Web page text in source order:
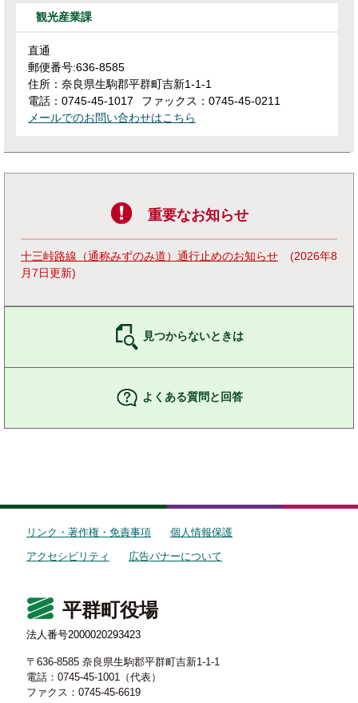
観光産業課
直通
郵便番号:636-8585
住所：奈良県生駒郡平群町吉新1-1-1
電話：0745-45-1017
ファックス：0745-45-0211
メールでのお問い合わせはこちら
重要なお知らせ
十三峠路線（通称みずのみ道）通行止めのお知らせ
2026年8
月7日更新
見つからないときは
よくある質問と回答
リンク・著作権・免責事項
個人情報保護
アクセシビリティ
広告バナーについて
平群町役場
法人番号2000020293423
〒636-8585 奈良県生駒郡平群町吉新1-1-1
電話：0745-45-1001（代表）
ファクス：0745-45-6619